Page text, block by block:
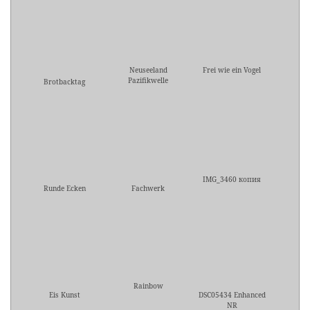
Brotbacktag
Neuseeland
Pazifikwelle
Frei wie ein Vogel
Runde Ecken Fachwerk
IMG_3460 копия
Eis Kunst
Rainbow
DSC05434 Enhanced
NR